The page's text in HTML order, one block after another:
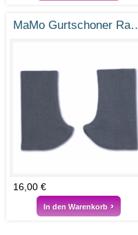
MaMo Gurtschoner Ramie Steingrau
16,00 €
In den Warenkorb